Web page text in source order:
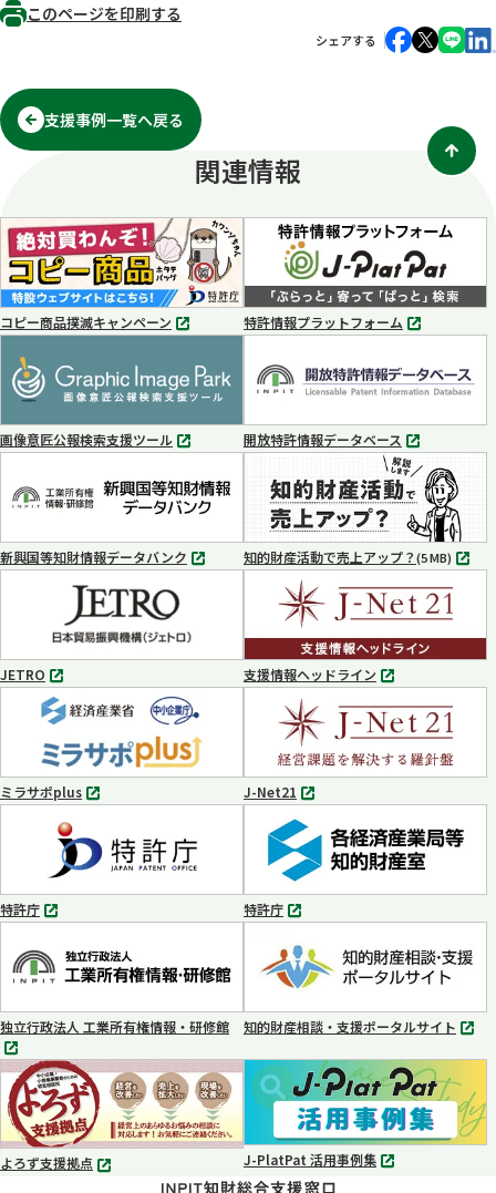
このページを印刷する
シェアする
支援事例一覧へ戻る
関連情報
コピー商品撲滅キャンペーン
別
で
開
く
特許情報プラットフォーム
別
ブ
で
く
画像意匠公報検索支援ツール
別
ブ
で
く
開放特許情報データベース
別
タ
ブ
で
開
く
新興国等知財情報データバンク
別
開
く
知的財産活動で売上アップ？(5 MB) MP4
JETRO
別
タ
ブ
で
開
く
支援情報ヘッドライン
別
タ
ブ
で
開
く
ミラサポplus
別
ブ
で
開
く
J-Net21
別
タ
ブ
で
開
く
特許庁
別
ブ
で
く
特許庁
別
ブ
で
開
く
独立行政法人 工業所有権情報・研修館
別
タ
ブ
で
開
知的財産相談・支援ポータルサイト
別
タ
開
く
よろず支援拠点
別
J-PlatPat 活用事例集
別